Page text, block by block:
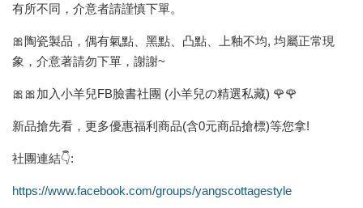
有所不同，介意者請謹慎下單。
🎀陶瓷製品，偶有氣點、黑點、凸點、上釉不均, 均屬正常現
象，介意著請勿下單，謝謝~
🎀🎀加入小羊兒FB臉書社團 (小羊兒の精選私藏) 🌹🌹
新品搶先看，更多優惠福利商品(含0元商品搶標)等您拿!
社團連結👇:
https://www.facebook.com/groups/yangscottagestyle